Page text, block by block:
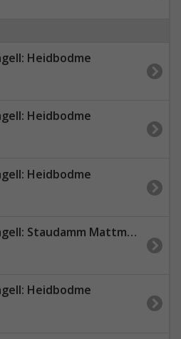
Heidbodme
Heidbodme
Heidbodme
Staudamm Mattmark
Heidbodme